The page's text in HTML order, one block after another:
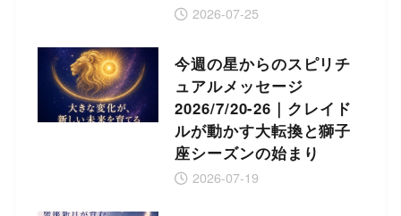
2026-07-25
今週の星からのスピリチ
ュアルメッセージ
2026/7/20-26｜クレイド
ルが動かす大転換と獅子
座シーズンの始まり
2026-07-19